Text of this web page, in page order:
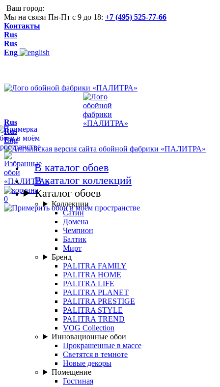
Ваш город:
Мы на связи Пн-Пт с 9 до 18: +7 (495) 525-77-66
Контакты
Rus
Rus
Eng
0
Rus
Rus
Eng
В каталог обоев
В каталог коллекций
Каталог обоев
Коллекции
Сатин
Домена
Чемпион
Балтик
Мирт
Бренд
PALITRA FAMILY
PALITRA HOME
PALITRA LIFE
PALITRA PLANET
PALITRA PRESTIGE
PALITRA STYLE
PALITRA TREND
VOG Collection
Инновационные обои
Прокрашенные в массе
Светятся в темноте
Новые декоры
Помещение
Гостиная